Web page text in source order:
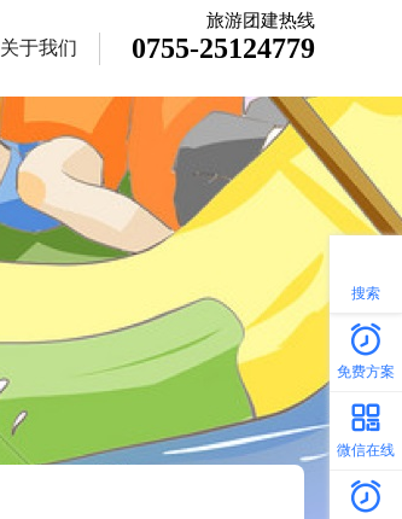
关于我们
旅游团建热线
0755-25124779
免费方案
微信在线
搜索